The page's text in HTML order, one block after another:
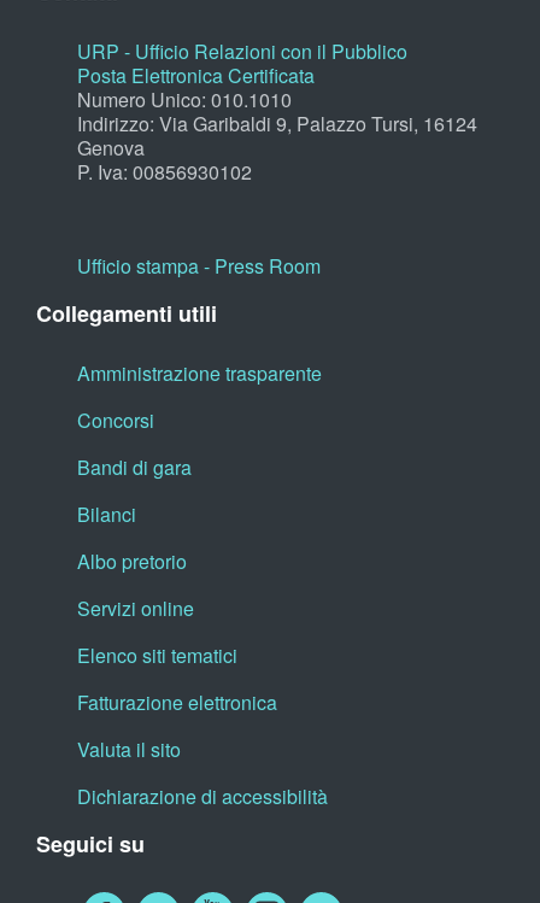
URP - Ufficio Relazioni con il Pubblico
Posta Elettronica Certificata
Numero Unico: 010.1010
Indirizzo: Via Garibaldi 9, Palazzo Tursi, 16124
Genova
P. Iva: 00856930102
Ufficio stampa - Press Room
Collegamenti utili
Amministrazione trasparente
Concorsi
Bandi di gara
Bilanci
Albo pretorio
Servizi online
Elenco siti tematici
Fatturazione elettronica
Valuta il sito
Dichiarazione di accessibilità
Seguici su